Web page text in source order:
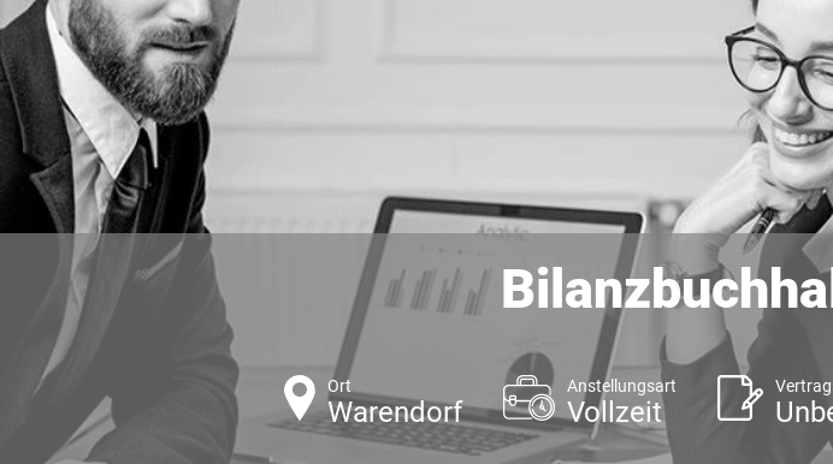
Ort
Warendorf
Anstellungsart
Vollzeit